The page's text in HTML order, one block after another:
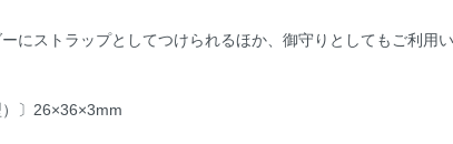
にストラップとしてつけられるほか、御守りとしてもご利用
）〕26×36×3mm